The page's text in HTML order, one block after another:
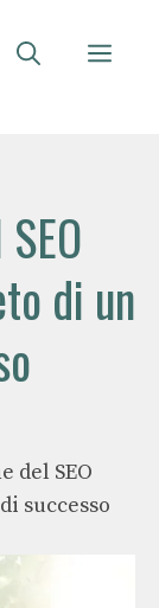
di un
del SEO
successo